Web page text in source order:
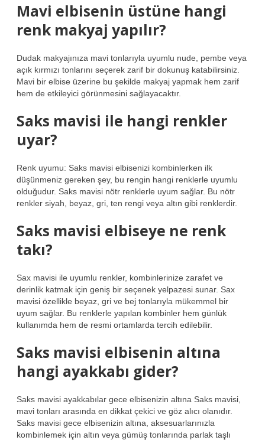
Mavi elbisenin üstüne hangi
renk makyaj yapılır?
Dudak makyajınıza mavi tonlarıyla uyumlu nude, pembe veya
açık kırmızı tonlarını seçerek zarif bir dokunuş katabilirsiniz.
Mavi bir elbise üzerine bu şekilde makyaj yapmak hem zarif
hem de etkileyici görünmesini sağlayacaktır.
Saks mavisi ile hangi renkler
uyar?
Renk uyumu: Saks mavisi elbisenizi kombinlerken ilk
düşünmeniz gereken şey, bu rengin hangi renklerle uyumlu
olduğudur. Saks mavisi nötr renklerle uyum sağlar. Bu nötr
renkler siyah, beyaz, gri, ten rengi veya altın gibi renklerdir.
Saks mavisi elbiseye ne renk
takı?
Sax mavisi ile uyumlu renkler, kombinlerinize zarafet ve
derinlik katmak için geniş bir seçenek yelpazesi sunar. Sax
mavisi özellikle beyaz, gri ve bej tonlarıyla mükemmel bir
uyum sağlar. Bu renklerle yapılan kombinler hem günlük
kullanımda hem de resmi ortamlarda tercih edilebilir.
Saks mavisi elbisenin altına
hangi ayakkabı gider?
Saks mavisi ayakkabılar gece elbisenizin altına Saks mavisi,
mavi tonları arasında en dikkat çekici ve göz alıcı olanıdır.
Saks mavisi gece elbisenizin altına, aksesuarlarınızla
kombinlemek için altın veya gümüş tonlarında parlak taşlı